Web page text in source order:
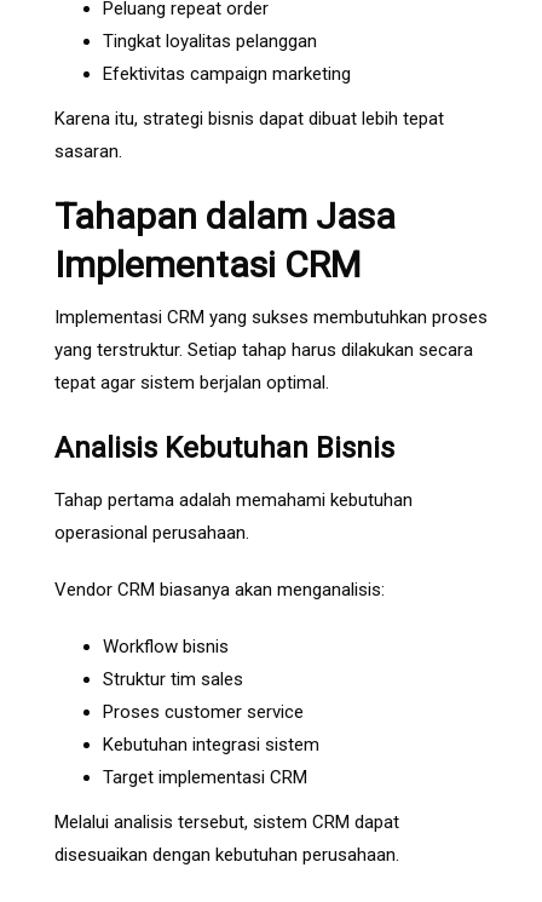
Peluang repeat order
Tingkat loyalitas pelanggan
Efektivitas campaign marketing
Karena itu, strategi bisnis dapat dibuat lebih tepat
sasaran.
Tahapan dalam Jasa
Implementasi CRM
Implementasi CRM yang sukses membutuhkan proses
yang terstruktur. Setiap tahap harus dilakukan secara
tepat agar sistem berjalan optimal.
Analisis Kebutuhan Bisnis
Tahap pertama adalah memahami kebutuhan
operasional perusahaan.
Vendor CRM biasanya akan menganalisis:
Workflow bisnis
Struktur tim sales
Proses customer service
Kebutuhan integrasi sistem
Target implementasi CRM
Melalui analisis tersebut, sistem CRM dapat
disesuaikan dengan kebutuhan perusahaan.